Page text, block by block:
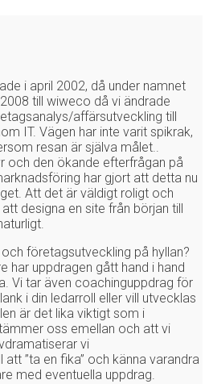
i april 2002, då under namnet
till wiweco då vi ändrade
affärsutveckling till
IT. Vägen har inte varit spikrak,
resan är själva målet..
och den ökande efterfrågan på
har gjort att detta nu
Att det är väldigt roligt och
designa en site från början till
företagsutveckling på hyllan?
har uppdragen gått hand i hand
Vi tar även coachinguppdrag för
i din ledarroll eller vill utvecklas
är det lika viktigt som i
oss emellan och att vi
vi
att ”ta en fika” och känna varandra
med eventuella uppdrag.